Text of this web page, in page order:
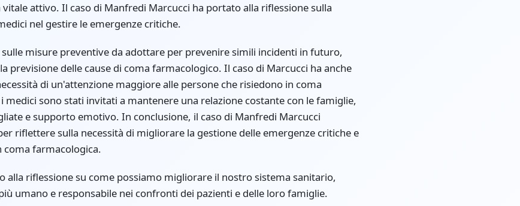
attivo. Il caso di Manfredi Marcucci ha portato alla riflessione sulla
nel gestire le emergenze critiche.
sulle misure preventive da adottare per prevenire simili incidenti in futuro,
previsione delle cause di coma farmacologico. Il caso di Marcucci ha anche
di un'attenzione maggiore alle persone che risiedono in coma
medici sono stati invitati a mantenere una relazione costante con le famiglie,
e supporto emotivo. In conclusione, il caso di Manfredi Marcucci
riflettere sulla necessità di migliorare la gestione delle emergenze critiche e
coma farmacologica.
alla riflessione su come possiamo migliorare il nostro sistema sanitario,
umano e responsabile nei confronti dei pazienti e delle loro famiglie.